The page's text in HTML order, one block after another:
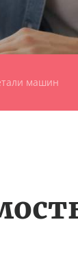
машин